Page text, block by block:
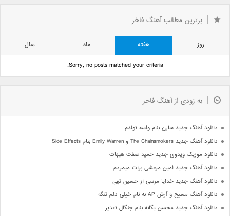
برترین مطالب آهنگ فاخر
روز هفته ماه
سال
Sorry, no posts matched your criteria.
به زودی از آهنگ فاخر
دانلود آهنگ جدید سارن بنام واسه تولدم
دانلود آهنگ جدید The Chainsmokers و Emily Warren بنام Side Effects
دانلود موزیک ویدوی جدید حمید صفت هیهات
دانلود آهنگ جدید امین مرعشی برات میمردم
دانلود آهنگ جدید خدایا مرسی از حسین تهی
دانلود آهنگ مسیح و آرش AP به نام خیلی دلم تنگه
دانلود آهنگ جدید محسن یگانه بنام چنگال تقدیر